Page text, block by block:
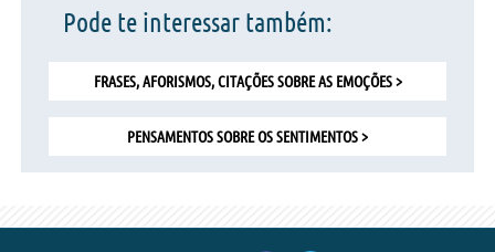
Pode te interessar também:
FRASES, AFORISMOS, CITAÇÕES SOBRE AS EMOÇÕES >
PENSAMENTOS SOBRE OS SENTIMENTOS >